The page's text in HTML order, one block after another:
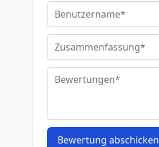
Benutzername
Zusammenfassung
Bewertungen
Bewertung abschicken